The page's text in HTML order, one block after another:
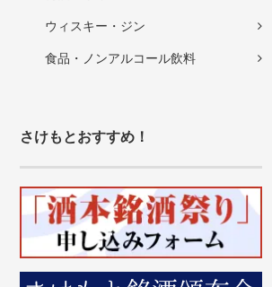
ウィスキー・ジン
食品・ノンアルコール飲料
さけもとおすすめ！